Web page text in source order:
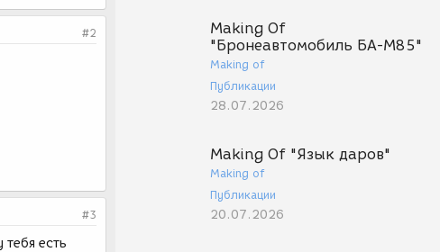
Making Of
"Бронеавтомобиль БА-М85"
Making of
Публикации
28.07.2026
Making Of "Язык даров"
Making of
Публикации
20.07.2026
#2
#3
есть